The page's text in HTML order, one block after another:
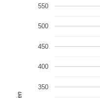
350
400
450
500
550